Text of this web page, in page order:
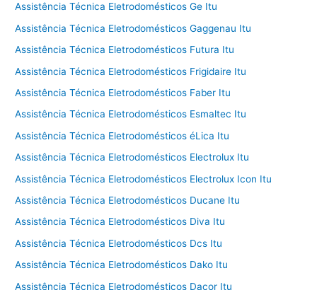
Assistência Técnica Eletrodomésticos Ge Itu
Assistência Técnica Eletrodomésticos Gaggenau Itu
Assistência Técnica Eletrodomésticos Futura Itu
Assistência Técnica Eletrodomésticos Frigidaire Itu
Assistência Técnica Eletrodomésticos Faber Itu
Assistência Técnica Eletrodomésticos Esmaltec Itu
Assistência Técnica Eletrodomésticos éLica Itu
Assistência Técnica Eletrodomésticos Electrolux Itu
Assistência Técnica Eletrodomésticos Electrolux Icon Itu
Assistência Técnica Eletrodomésticos Ducane Itu
Assistência Técnica Eletrodomésticos Diva Itu
Assistência Técnica Eletrodomésticos Dcs Itu
Assistência Técnica Eletrodomésticos Dako Itu
Assistência Técnica Eletrodomésticos Dacor Itu